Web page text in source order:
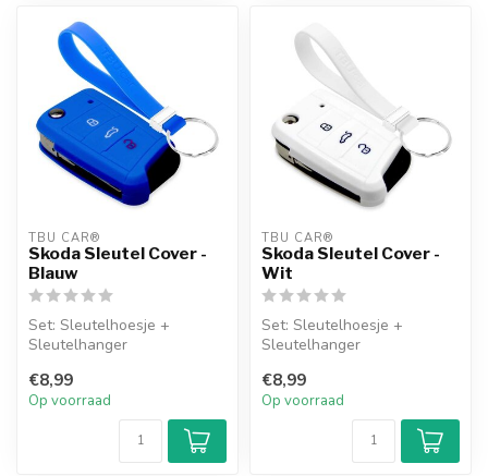
TBU CAR®
Skoda Sleutel Cover -
Blauw
Set: Sleutelhoesje +
Sleutelhanger
€8,99
Op voorraad
TBU CAR®
Skoda Sleutel Cover -
Wit
Set: Sleutelhoesje +
Sleutelhanger
€8,99
Op voorraad